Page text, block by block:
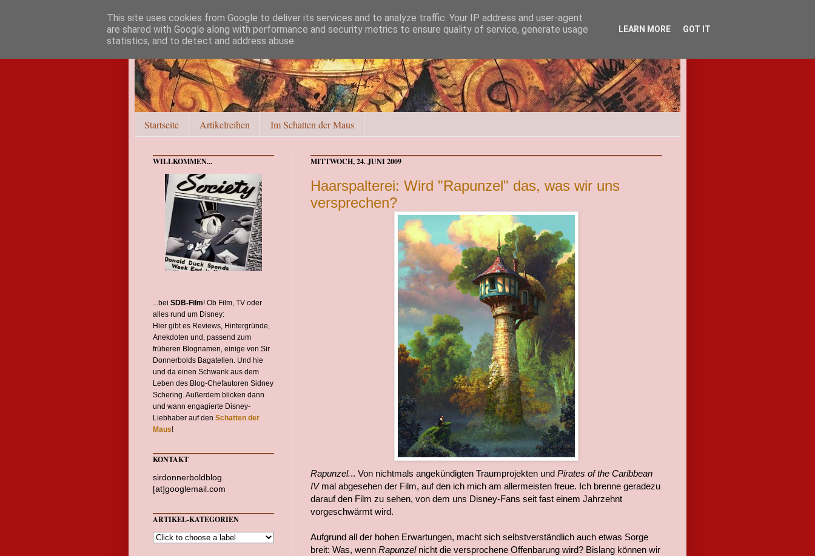
Startseite Artikelreihen Im Schatten der Maus
MITTWOCH, 24. JUNI 2009
Haarspalterei: Wird "Rapunzel" das, was wir uns
versprechen?
Rapunzel... Von nichtmals angekündigten Traumprojekten und Pirates of the Caribbean
IVmal abgesehen der Film, auf den ich mich am allermeisten freue. Ich brenne geradezu
darauf den Film zu sehen, von dem uns Disney-Fans seit fast einem Jahrzehnt
vorgeschwärmt wird.
Aufgrund all der hohen Erwartungen, macht sich selbstverständlich auch etwas Sorge
breit: Was, wenn Rapunzelnicht die versprochene Offenbarung wird? Bislang können wir
WILLKOMMEN...
...bei SDB-Film! Ob Film, TV oder
alles rund um Disney:
Hier gibt es Reviews, Hintergründe,
Anekdoten und, passend zum
früheren Blognamen, einige von Sir
Donnerbolds Bagatellen. Und hie
und da einen Schwank aus dem
Leben des Blog-Chefautoren Sidney
Schering. Außerdem blicken dann
und wann engagierte Disney-
Liebhaber auf den Schatten der
Maus!
KONTAKT
sirdonnerboldblog
[at]googlemail.com
ARTIKEL-KATEGORIEN
This site uses cookies from Google to deliver its services and to analyze traffic. Your IP address and user-agent
are shared with Google along with performance and security metrics to ensure quality of service, generate usage
statistics, and to detect and address abuse.
LEARN MORE GOT IT